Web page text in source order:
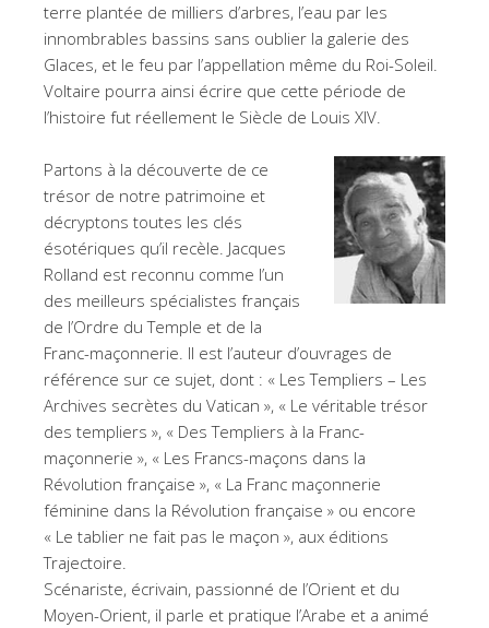
terre plantée de milliers d’arbres, l’eau par les
innombrables bassins sans oublier la galerie des
Glaces, et le feu par l’appellation même du Roi-Soleil.
Voltaire pourra ainsi écrire que cette période de
l’histoire fut réellement le Siècle de Louis XIV.
Partons à la découverte de ce
trésor de notre patrimoine et
décryptons toutes les clés
ésotériques qu’il recèle. Jacques
Rolland est reconnu comme l’un
des meilleurs spécialistes français
de l’Ordre du Temple et de la
Franc-maçonnerie. Il est l’auteur d’ouvrages de
référence sur ce sujet, dont : « Les Templiers – Les
Archives secrètes du Vatican », « Le véritable trésor
des templiers », « Des Templiers à la Franc-
maçonnerie », « Les Francs-maçons dans la
Révolution française », « La Franc maçonnerie
féminine dans la Révolution française » ou encore
« Le tablier ne fait pas le maçon », aux éditions
Trajectoire.
Scénariste, écrivain, passionné de l’Orient et du
Moyen-Orient, il parle et pratique l’Arabe et a animé